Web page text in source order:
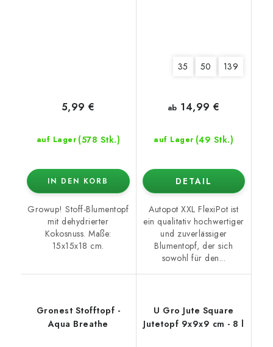
auf Lager (578 Stk.)
5,99 €
IN DEN KORB
Growup! Stoff-Blumentopf
mit dehydrierter
Kokosnuss. Maße:
15x15x18 cm.
35 50 139
auf Lager (49 Stk.)
ab 14,99 €
DETAIL
Autopot XXL FlexiPot ist
ein qualitativ hochwertiger
und zuverlässiger
Blumentopf, der sich
sowohl für den...
Gronest Stofftopf -
Aqua Breathe
U Gro Jute Square
Jutetopf 9x9x9 cm - 8 l